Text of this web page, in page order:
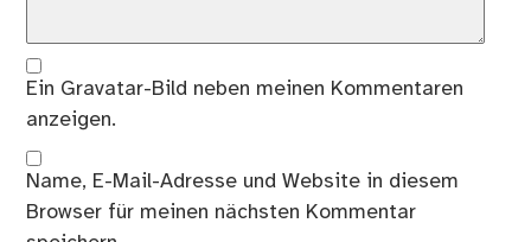
Ein Gravatar-Bild neben meinen Kommentaren
anzeigen.
Name, E-Mail-Adresse und Website in diesem
Browser für meinen nächsten Kommentar